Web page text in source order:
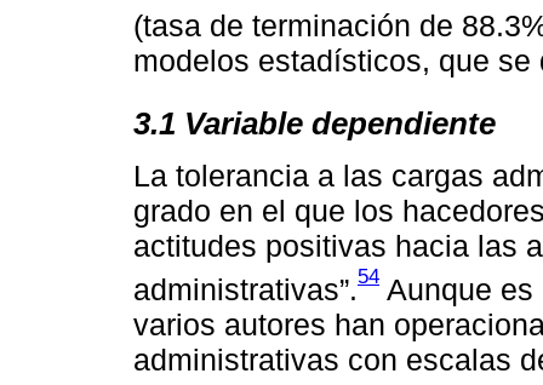
(tasa de terminación de
modelos estadísticos, que
3.1 Variable dependiente
La tolerancia a las cargas
grado en el que los
actitudes positivas hacia las
administrativas”.54 Aunque es
varios autores han
administrativas con escalas